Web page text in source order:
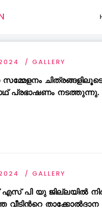
GALLERY
സമ്മേളനം
പ്രഭാഷണം നടത്തുന്നു.
GALLERY
പി യു ജില്ലയിൽ
വീടിൻറെ താക്കോൽദാന